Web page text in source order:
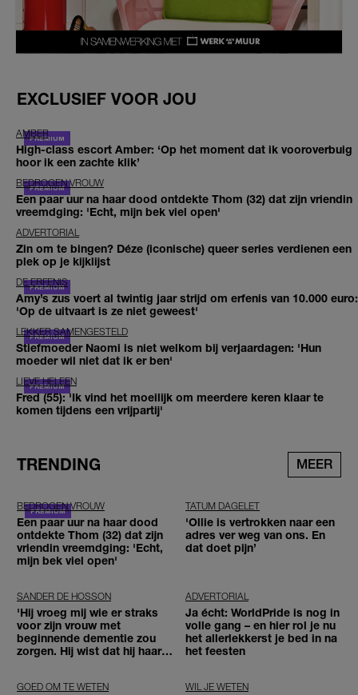
EXCLUSIEF VOOR JOU
AMBER
High-class escort Amber: ‘Op het moment dat ik vooroverbuig
hoor ik een zachte klik’
BEDROGEN VROUW
Een paar uur na haar dood ontdekte Thom (32) dat zijn vriendin
vreemdging: 'Echt, mijn bek viel open'
ADVERTORIAL
Zin om te bingen? Déze (iconische) queer series verdienen een
plek op je kijklijst
DE ERFENIS
Amy’s zus voert al twintig jaar strijd om erfenis van 10.000 euro:
'Op de uitvaart is ze niet geweest'
LEKKER SAMENGESTELD
Stiefmoeder Naomi is niet welkom bij verjaardagen: 'Hun
moeder wil niet dat ik er ben'
LIEVE HELEEN
Fred (55): 'Ik vind het moeilijk om meerdere keren klaar te
komen tijdens een vrijpartij'
TRENDING MEER
BEDROGEN VROUW
Een paar uur na haar dood
ontdekte Thom (32) dat zijn
vriendin vreemdging: 'Echt,
mijn bek viel open'
TATUM DAGELET
'Ollie is vertrokken naar een
adres ver weg van ons. En
dat doet pijn’
SANDER DE HOSSON
'Hij vroeg mij wie er straks
voor zijn vrouw met
beginnende dementie zou
zorgen. Hij wist dat hij haar
ADVERTORIAL
Ja écht: WorldPride is nog in
volle gang – en hier rol je nu
het allerlekkerst je bed in na
het feesten
GOED OM TE WETEN WIL JE WETEN